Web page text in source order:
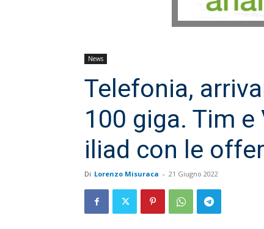
News
Telefonia,
100 giga. Tim
iliad con le
Di Lorenzo Misuraca - 21 Giugno 2022